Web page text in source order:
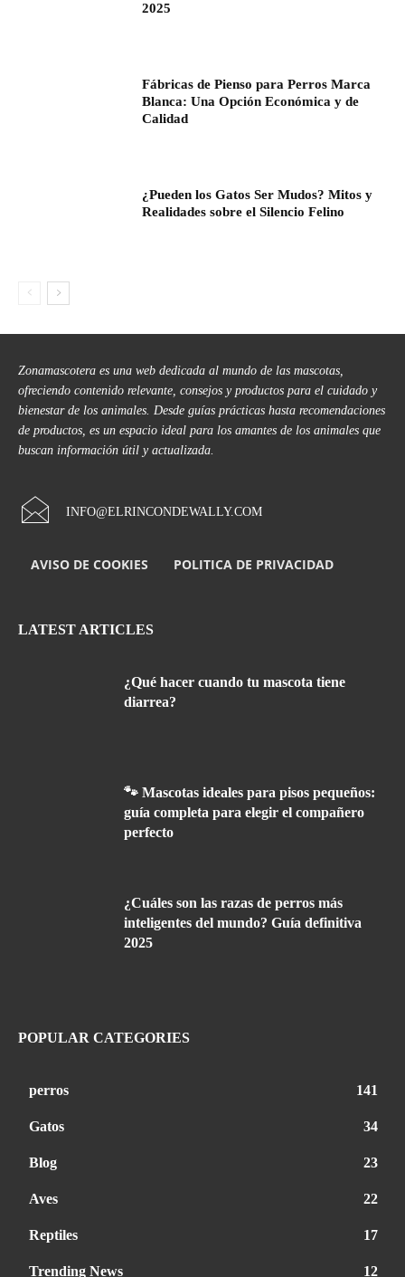
2025
Fábricas de Pienso para Perros Marca
Blanca: Una Opción Económica y de
Calidad
¿Pueden los Gatos Ser Mudos? Mitos y
Realidades sobre el Silencio Felino
Zonamascotera es una web dedicada al mundo de las mascotas,
ofreciendo contenido relevante, consejos y productos para el cuidado y
bienestar de los animales. Desde guías prácticas hasta recomendaciones
de productos, es un espacio ideal para los amantes de los animales que
buscan información útil y actualizada.
INFO@ELRINCONDEWALLY.COM
AVISO DE COOKIES POLITICA DE PRIVACIDAD
LATEST ARTICLES
¿Qué hacer cuando tu mascota tiene
diarrea?
🐾 Mascotas ideales para pisos pequeños:
guía completa para elegir el compañero
perfecto
¿Cuáles son las razas de perros más
inteligentes del mundo? Guía definitiva
2025
POPULAR CATEGORIES
perros 141
Gatos 34
Blog 23
Aves 22
Reptiles 17
Trending News 12